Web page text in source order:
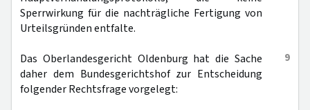
Sperrwirkung für die nachträgliche Fertigung von
Urteilsgründen entfalte.
9
Das Oberlandesgericht Oldenburg hat die Sache
daher dem Bundesgerichtshof zur Entscheidung
folgender Rechtsfrage vorgelegt: